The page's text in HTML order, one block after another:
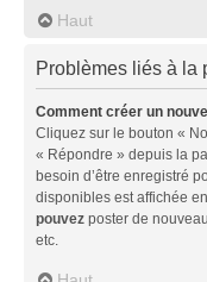
Haut
Problèmes liés à la
Comment créer un
Cliquez sur le bouton «
« Répondre » depuis la
besoin d’être enregistré
disponibles est affichée
pouvez poster de
etc.